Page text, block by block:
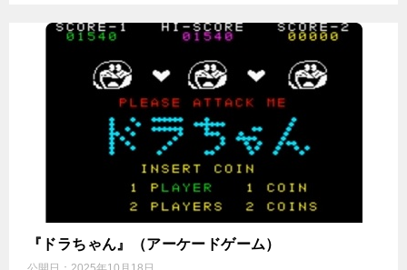
『ドラちゃん』（アーケードゲーム）